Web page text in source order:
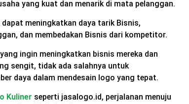
yang kuat dan menarik di mata pelanggan.
meningkatkan daya tarik Bisnis,
dan membedakan Bisnis dari kompetitor.
ingin meningkatkan bisnis mereka dan
sengit, tidak ada salahnya untuk
daya dalam mendesain logo yang tepat.
Kuliner seperti jasalogo.id, perjalanan menuju